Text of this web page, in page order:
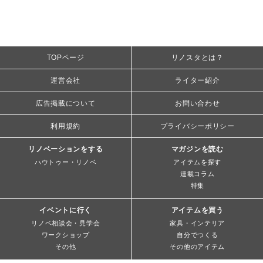
TOPページ リノスタとは？
運営会社 ライター紹介
広告掲載について お問い合わせ
利用規約 プライバシーポリシー
リノベーションをする
ハウトゥー・リノベ
マガジンを読む
アイテムを探す
連載コラム
特集
イベントに行く
リノベ相談会・見学会
ワークショップ
その他
アイテムを買う
家具・インテリア
自分でつくる
その他のアイテム